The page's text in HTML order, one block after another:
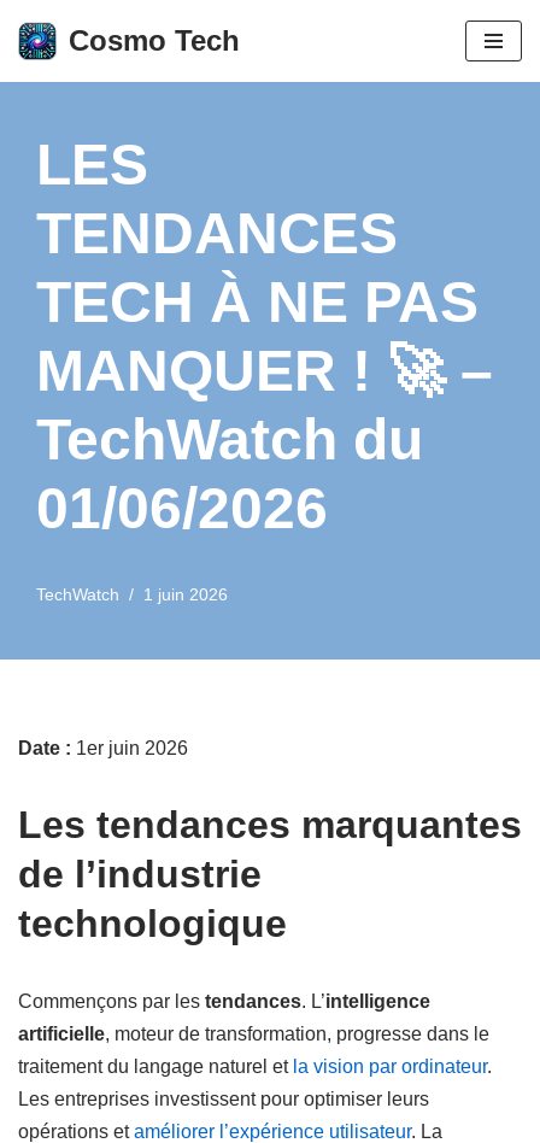
Aller
Cosmo Tech
LES
TENDANCES
TECH À NE PAS
MANQUER ! 🚀 –
TechWatch du
01/06/2026
TechWatch 1 juin 2026
Date : 1er juin 2026
Les tendances marquantes
de l’industrie
technologique
Commençons par les tendances. L’intelligence
artificielle, moteur de transformation, progresse dans le
traitement du langage naturel et la vision par ordinateur.
Les entreprises investissent pour optimiser leurs
opérations etaméliorer l’expérience utilisateur. La